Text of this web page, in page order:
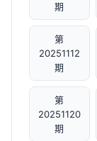
期
第
20251112
期
第
20251120
期